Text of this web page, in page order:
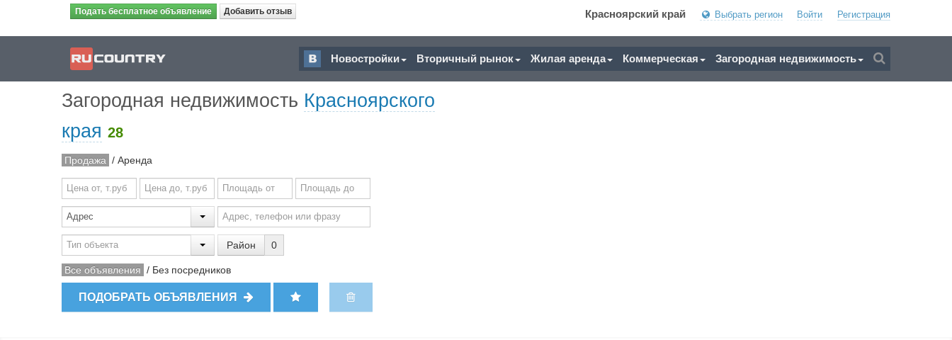
Подать бесплатное объявление Добавить отзыв Красноярский край Выбрать регион Войти Регистрация
Новостройки Вторичный рынок Жилая аренда Коммерческая Загородная недвижимость
Загородная недвижимость Красноярского
края 28
Продажа / Аренда
Район 0
Все объявления / Без посредников
ПОДОБРАТЬ ОБЪЯВЛЕНИЯ